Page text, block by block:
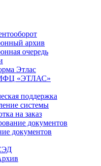
архив
очередь
Этлас
«ЭТЛАС»
поддержка
системы
на заказ
документов
документов